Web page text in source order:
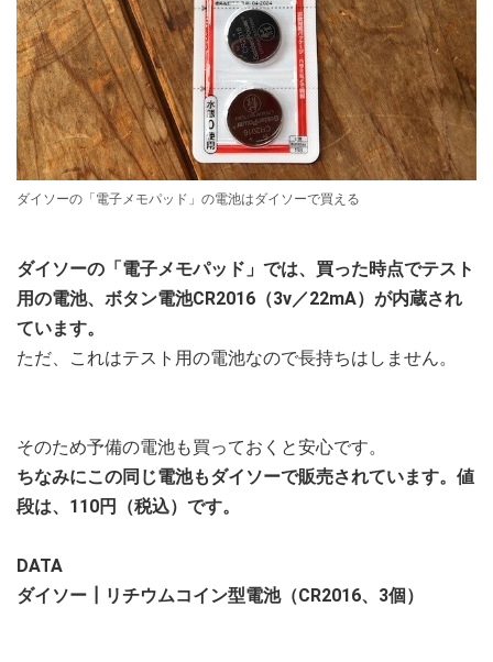
ダイソーの「電子メモパッド」の電池はダイソーで買える
ダイソーの「電子メモパッド」では、買った時点でテスト
用の電池、ボタン電池CR2016（3v／22mA）が内蔵され
ています。
ただ、これはテスト用の電池なので長持ちはしません。
そのため予備の電池も買っておくと安心です。
ちなみにこの同じ電池もダイソーで販売されています。値
段は、110円（税込）です。
DATA
ダイソー┃リチウムコイン型電池（CR2016、3個）